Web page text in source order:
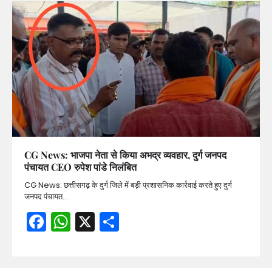
CG News: भाजपा नेता से किया अभद्र व्यवहार, दुर्ग जनपद
पंचायत CEO रुपेश पांडे निलंबित
CG News: छत्तीसगढ़ के दुर्ग जिले में बड़ी प्रशासनिक कार्रवाई करते हुए दुर्ग
जनपद पंचायत…
Facebook
WhatsApp
X